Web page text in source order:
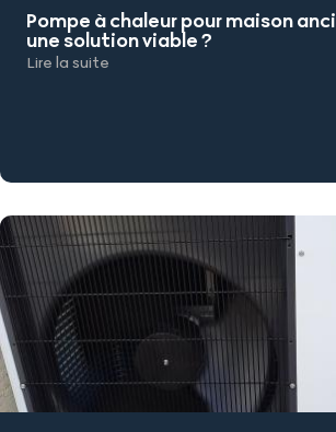
Pompe à chaleur pour maison
une solution viable ?
Lire la suite